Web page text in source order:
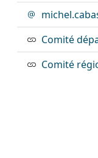
Comité
Comité